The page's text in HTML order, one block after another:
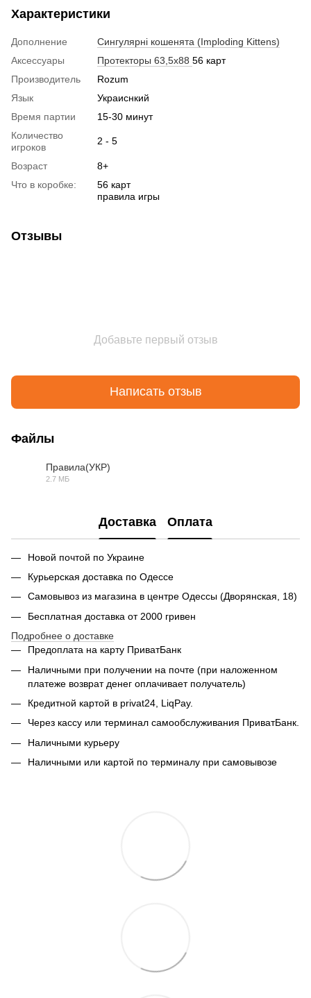
Характеристики
Дополнение
Сингулярні кошенята (Imploding Kittens)
Аксессуары
Протекторы 63,5х88 56 карт
Производитель
Rozum
Язык
Украиснкий
Время партии
15-30 минут
Количество
игроков
2 - 5
Возраст
8+
Что в коробке:
56 карт
правила игры
Отзывы
Добавьте первый отзыв
Написать отзыв
Файлы
Правила(УКР)
2.7 МБ
Доставка Оплата
Новой почтой по Украине
Курьерская доставка по Одессе
Самовывоз из магазина в центре Одессы (Дворянская, 18)
Бесплатная доставка от 2000 гривен
Подробнее о доставке
Предоплата на карту ПриватБанк
Наличными при получении на почте (при наложенном
платеже возврат денег оплачивает получатель)
Кредитной картой в privat24, LiqPay.
Через кассу или терминал самообслуживания ПриватБанк.
Наличными курьеру
Наличными или картой по терминалу при самовывозе